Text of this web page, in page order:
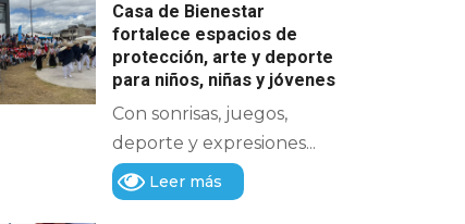
Casa de Bienestar
fortalece espacios de
protección, arte y deporte
para niños, niñas y jóvenes
Con sonrisas, juegos,
deporte y expresiones...
Leer más